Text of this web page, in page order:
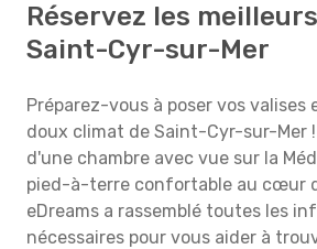
Réservez les
Saint-Cyr-sur-Mer
Préparez-vous à poser vos valises
doux climat de Saint-Cyr-sur-Mer
d'une chambre avec vue sur la
pied-à-terre confortable au cœur
eDreams a rassemblé toutes les
nécessaires pour vous aider à